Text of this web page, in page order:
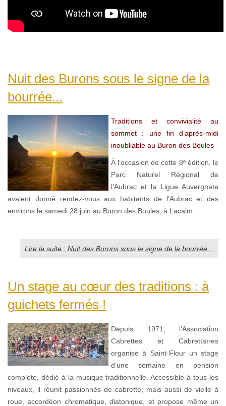
Nuit des Burons sous le signe de la
bourrée...
Traditions et convivialité au
sommet : une fin d’après-midi
inoubliable au Buron des Boules
À l’occasion de cette 8ᵉ édition, le
Parc Naturel Régional de
l’Aubrac et la Ligue Auvergnate
avaient donné rendez-vous aux habitants de l’Aubrac et des
environs le samedi 28 juin au Buron des Boules, à Lacalm.
Lire la suite : Nuit des Burons sous le signe de la bourrée...
Un stage au cœur des traditions : à
guichets fermés !
Depuis 1971, l’Association
Cabrettes et Cabrettaïres
organise à Saint-Flour un stage
d’une semaine en pension
complète, dédié à la musique traditionnelle. Accessible à tous les
niveaux, il réunit passionnés de cabrette, mais aussi de vielle à
roue, accordéon chromatique, diatonique, et propose même un